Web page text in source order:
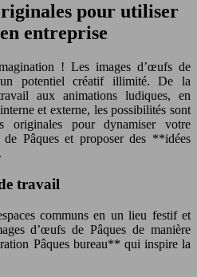
pour utiliser
entreprise
! Les images d’œufs de
potentiel créatif illimité. De la
aux animations ludiques, en
et externe, les possibilités sont
originales pour dynamiser votre
Pâques et proposer des **idées
travail
communs en un lieu festif et
d’œufs de Pâques de manière
Pâques bureau** qui inspire la